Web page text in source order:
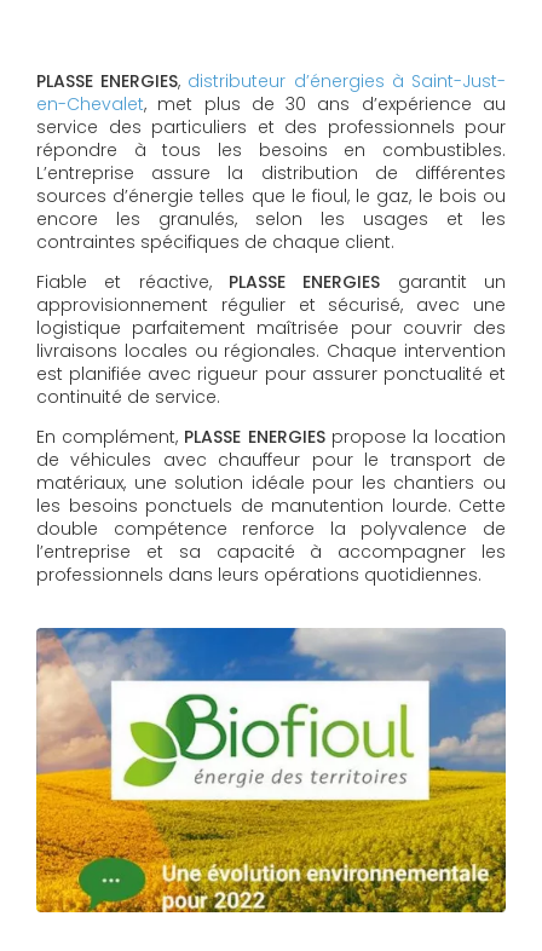
PLASSE ENERGIES, distributeur d’énergies à Saint-Just-
en-Chevalet, met plus de 30 ans d’expérience au
service des particuliers et des professionnels pour
répondre à tous les besoins en combustibles.
L’entreprise assure la distribution de différentes
sources d’énergie telles que le fioul, le gaz, le bois ou
encore les granulés, selon les usages et les
contraintes spécifiques de chaque client.
Fiable et réactive, PLASSE ENERGIES garantit un
approvisionnement régulier et sécurisé, avec une
logistique parfaitement maîtrisée pour couvrir des
livraisons locales ou régionales. Chaque intervention
est planifiée avec rigueur pour assurer ponctualité et
continuité de service.
En complément, PLASSE ENERGIESpropose la location
de véhicules avec chauffeur pour le transport de
matériaux, une solution idéale pour les chantiers ou
les besoins ponctuels de manutention lourde. Cette
double compétence renforce la polyvalence de
l’entreprise et sa capacité à accompagner les
professionnels dans leurs opérations quotidiennes.